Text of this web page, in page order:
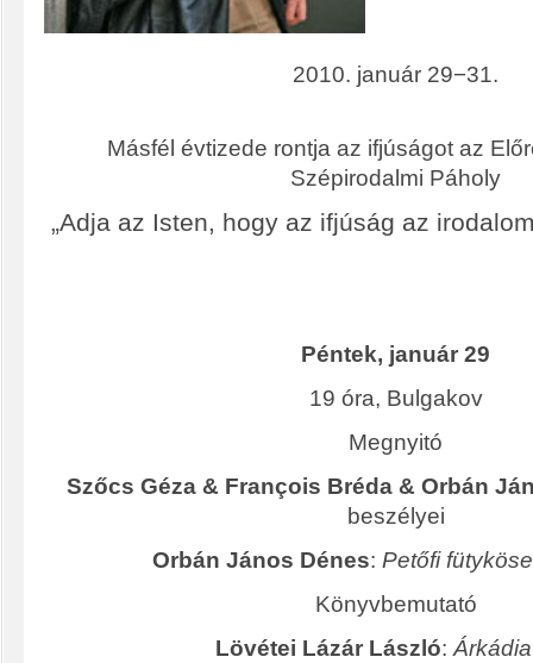
2010. január 29−31.
Másfél évtizede rontja az ifjúságot az
Szépirodalmi Páholy
„Adja az Isten, hogy az ifjúság az
Péntek, január 29
19 óra, Bulgakov
Megnyitó
Szőcs Géza & François Bréda & Orbán
beszélyei
Orbán János Dénes: Petőfi
Könyvbemutató
Lövétei Lázár László: